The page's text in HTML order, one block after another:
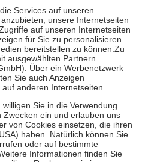
nie mehr als die tatsächlichen
auch für Online-Apotheken.
beträgt die
sowie zehn Euro je
für ihre eigene Gesundheit zu
der Familie zu unterstützen,
vollendeten 18. Lebensjahr
Früherkennung, die von der